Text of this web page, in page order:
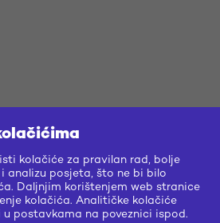
kolačiće za pravilan rad, bolje
analizu posjeta, što ne bi bilo
Daljnjim korištenjem web stranice
kolačića. Analitičke kolačiće
postavkama na poveznici ispod.